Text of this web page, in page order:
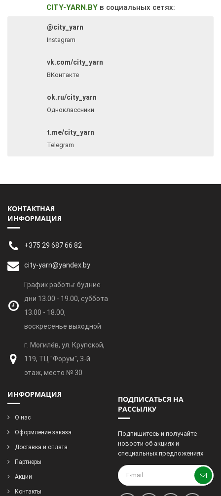
CITY-YARN.BYв социальных сетях:
@city_yarn
Instagram
vk.com/city_yarn
ВКонтакте
ok.ru/city_yarn
Одноклассники
t.me/city_yarn
Telegram
КОНТАКТНАЯ
ИНФОРМАЦИЯ
+375 29 687 66 82
city-yarn@yandex.by
График работы: будние
дни 13.00 - 19.00, суббота
13.00 - 18.00,
воскресенье выходной
г. Могилёв, ул. Крупской,
119, ТЦ "Форум", 3-й
этаж, место № 30
ИНФОРМАЦИЯ
О нас
Оформление заказа
Доставка и оплата
Партнеры
Акции
Контакты
ПОДПИСАТЬСЯ НА
РАССЫЛКУ
Подпишитесь и получайте
новости об акциях и
специальных предложениях